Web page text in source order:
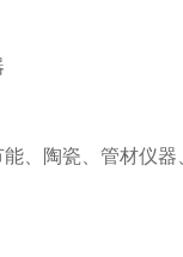
、陶瓷、管材仪器